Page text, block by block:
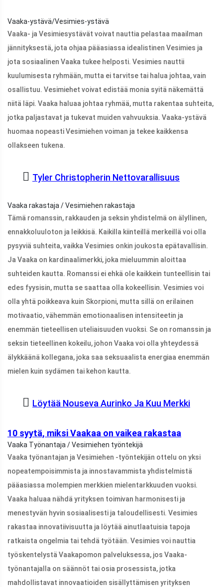
Vaaka-ystävä/Vesimies-ystävä
Vaaka- ja Vesimiesystävät voivat nauttia pelastaa maailman
jännityksestä, jota ohjaa pääasiassa idealistinen Vesimies ja
jota sosiaalinen Vaaka tukee helposti. Vesimies nauttii
kuulumisesta ryhmään, mutta ei tarvitse tai halua johtaa, vain
osallistuu. Vesimiehet voivat edistää monia syitä näkemättä
niitä läpi. Vaaka haluaa johtaa ryhmää, mutta rakentaa suhteita,
jotka paljastavat ja tukevat muiden vahvuuksia. Vaaka-ystävä
huomaa nopeasti Vesimiehen voiman ja tekee kaikkensa
ollakseen tukena.
Tyler Christopherin Nettovarallisuus
Vaaka rakastaja / Vesimiehen rakastaja
Tämä romanssin, rakkauden ja seksin yhdistelmä on älyllinen,
ennakkoluuloton ja leikkisä. Kaikilla kiinteillä merkeillä voi olla
pysyviä suhteita, vaikka Vesimies onkin joukosta epätavallisin.
Ja Vaaka on kardinaalimerkki, joka mieluummin aloittaa
suhteiden kautta. Romanssi ei ehkä ole kaikkein tunteellisin tai
edes fyysisin, mutta se saattaa olla kokeellisin. Vesimies voi
olla yhtä poikkeava kuin Skorpioni, mutta sillä on erilainen
motivaatio, vähemmän emotionaalisen intensiteetin ja
enemmän tieteellisen uteliaisuuden vuoksi. Se on romanssin ja
seksin tieteellinen kokeilu, johon Vaaka voi olla yhteydessä
älykkäänä kollegana, joka saa seksuaalista energiaa enemmän
mielen kuin sydämen tai kehon kautta.
Löytää Nouseva Aurinko Ja Kuu Merkki
10 syytä, miksi Vaakaa on vaikea rakastaa
Vaaka Työnantaja / Vesimiehen työntekijä
Vaaka työnantajan ja Vesimiehen -työntekijän ottelu on yksi
nopeatempoisimmista ja innostavammista yhdistelmistä
pääasiassa molempien merkkien mielentarkkuuden vuoksi.
Vaaka haluaa nähdä yrityksen toimivan harmonisesti ja
menestyvän hyvin sosiaalisesti ja taloudellisesti. Vesimies
rakastaa innovatiivisuutta ja löytää ainutlaatuisia tapoja
ratkaista ongelmia tai tehdä työtään. Vesimies voi nauttia
työskentelystä Vaakapomon palveluksessa, jos Vaaka-
työnantajalla on säännöt tai osia prosessista, jotka
mahdollistavat innovaatioiden sisällyttämisen yrityksen